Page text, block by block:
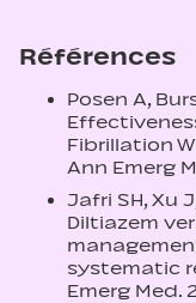
Références
Posen A,
Fibrillation
Ann Emerg
Jafri SH, Xu
Diltiazem
systematic
Emerg Med.